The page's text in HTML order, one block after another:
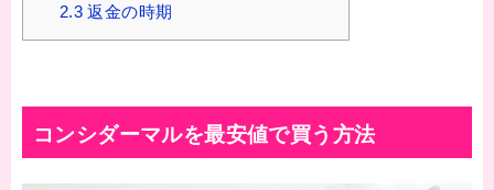
2.3 返金の時期
コンシダーマルを最安値で買う方法